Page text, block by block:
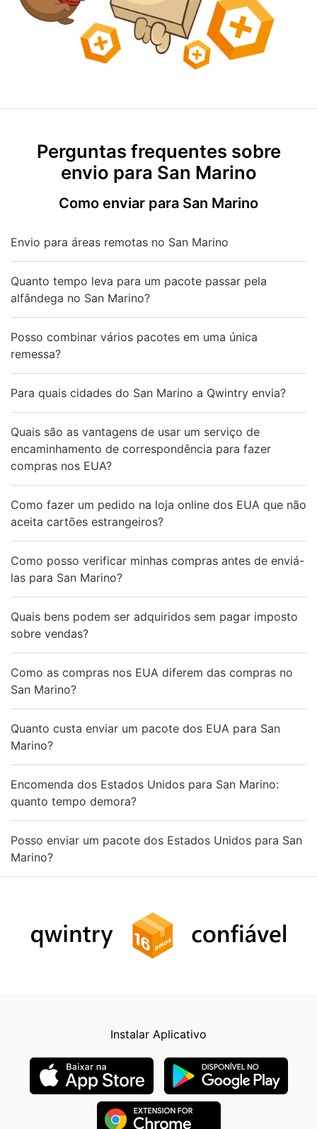
Perguntas frequentes sobre
envio para San Marino
Como enviar para San Marino
Envio para áreas remotas no San Marino
Quanto tempo leva para um pacote passar pela
alfândega no San Marino?
Posso combinar vários pacotes em uma única
remessa?
Para quais cidades do San Marino a Qwintry envia?
Quais são as vantagens de usar um serviço de
encaminhamento de correspondência para fazer
compras nos EUA?
Como fazer um pedido na loja online dos EUA que não
aceita cartões estrangeiros?
Como posso verificar minhas compras antes de enviá-
las para San Marino?
Quais bens podem ser adquiridos sem pagar imposto
sobre vendas?
Como as compras nos EUA diferem das compras no
San Marino?
Quanto custa enviar um pacote dos EUA para San
Marino?
Encomenda dos Estados Unidos para San Marino:
quanto tempo demora?
Posso enviar um pacote dos Estados Unidos para San
Marino?
Instalar Aplicativo